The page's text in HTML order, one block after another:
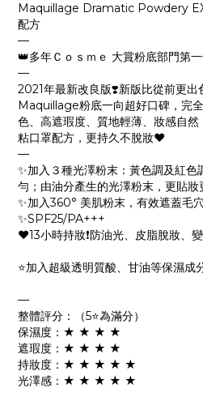
Maquillage Dramatic Powdery
配方
—
👑多年Ｃｏｓｍｅ 大賞粉底部門第
—
2021年最新改良版❣️新版比從前更出
Maquillage粉底一向超好口碑，完
色、高遮瑕度、質地輕薄、妝感自
粘口罩配方，更持久不脫妝♥️
—
✨加入３種光澤粉末：黃色調及紅
勻；由油分產生的光澤粉末，更貼妝
✨加入360° 美肌粉末，有效遮蓋毛
✨SPF25/PA+++
♥️13小時持妝❗️防油光、皮脂脫妝、變
⭐️加入超級透明質酸、甘油等保濕成
—
整體評分：（5⭐️為滿分）
保濕度：★ ★ ★ ★
遮瑕度：★ ★ ★ ★
持妝度：★ ★ ★ ★ ★
光澤感：★ ★ ★ ★ ★